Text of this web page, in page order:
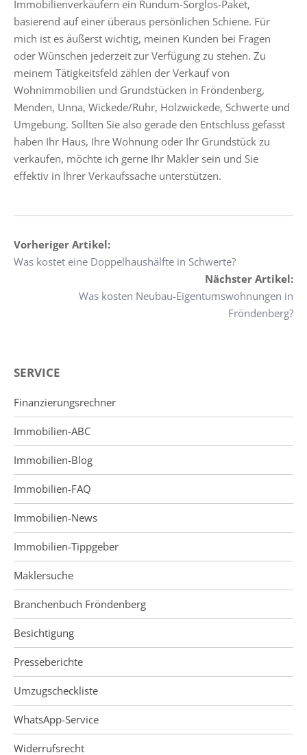
Immobilienverkäufern ein Rundum-Sorglos-Paket,
basierend auf einer überaus persönlichen Schiene. Für
mich ist es äußerst wichtig, meinen Kunden bei Fragen
oder Wünschen jederzeit zur Verfügung zu stehen. Zu
meinem Tätigkeitsfeld zählen der Verkauf von
Wohnimmobilien und Grundstücken in Fröndenberg,
Menden, Unna, Wickede/Ruhr, Holzwickede, Schwerte und
Umgebung. Sollten Sie also gerade den Entschluss gefasst
haben Ihr Haus, Ihre Wohnung oder Ihr Grundstück zu
verkaufen, möchte ich gerne Ihr Makler sein und Sie
effektiv in Ihrer Verkaufssache unterstützen.
Vorheriger Artikel:
Was kostet eine Doppelhaushälfte in Schwerte?
Nächster Artikel:
Was kosten Neubau-Eigentumswohnungen in
Fröndenberg?
SERVICE
Finanzierungsrechner
Immobilien-ABC
Immobilien-Blog
Immobilien-FAQ
Immobilien-News
Immobilien-Tippgeber
Maklersuche
Branchenbuch Fröndenberg
Besichtigung
Presseberichte
Umzugscheckliste
WhatsApp-Service
Widerrufsrecht